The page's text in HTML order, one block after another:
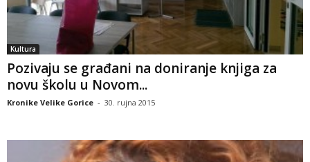
Kultura
Pozivaju se građani na doniranje knjiga za
novu školu u Novom...
Kronike Velike Gorice - 30. rujna 2015